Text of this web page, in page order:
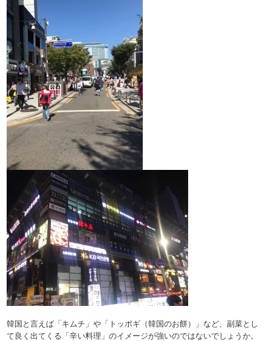
韓国と言えば「キムチ」や「トッポギ（韓国のお餅）」など、副菜とし
て良く出てくる「辛い料理」のイメージが強いのではないでしょうか。